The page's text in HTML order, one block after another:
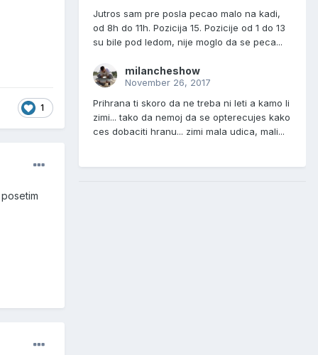
1
Jutros sam pre posla pecao malo na kadi,
od 8h do 11h. Pozicija 15. Pozicije od 1 do 13
su bile pod ledom, nije moglo da se peca...
milancheshow
November 26, 2017
Prihrana ti skoro da ne treba ni leti a kamo li
zimi... tako da nemoj da se opterecujes kako
ces dobaciti hranu... zimi mala udica, mali...